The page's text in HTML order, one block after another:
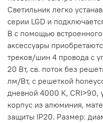
Светильник легко
серии LGD и
В с помощью
аксессуары
треков/шин 4 провода с
20 Вт, св. поток без
лм/Вт, с решеткой
дневной 4000 K, CRI>90,
корпус из алюминия,
защиты IP20. Размер: